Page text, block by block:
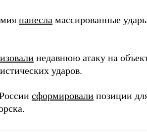
нанесла массированные
недавнюю атаку на
ударов.
сформировали позиции